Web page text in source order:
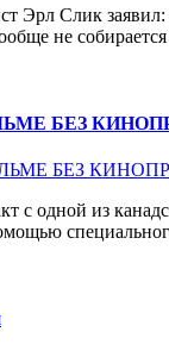
Эрл Слик
не
БЕЗ
с одной из